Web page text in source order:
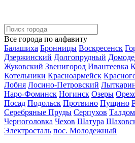
Все города по алфавиту
Балашиха Бронницы Воскресенск
Дзержинский Долгопрудный
Жуковский Звенигород Ивантеевка
Котельники Красноармейск
Лобня Лосино-Петровский
Наро-Фоминск Ногинск Озеры
Посад Подольск Протвино Пущино
Серебряные Пруды Серпухов Талдом
Черноголовка Чехов Шатура
Электросталь пос. Молодежный